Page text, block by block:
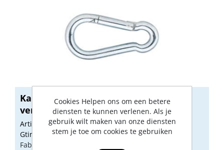
Karabijnhaak 248-05E C-DIN 5299
verzinkt...
Artikelnummer: 1781035
Gtin: 8716336405557
Fabrikant artikel nummer: 8000.002.4508
Cookies Helpen ons om een betere
diensten te kunnen verlenen. Als je
gebruik wilt maken van onze diensten
stem je toe om cookies te gebruiken